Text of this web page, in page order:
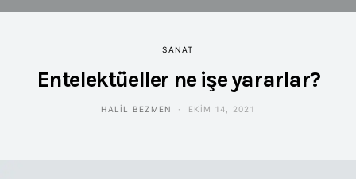
SANAT
Entelektüeller ne işe yararlar?
HALIL BEZMEN EKIM 14, 2021